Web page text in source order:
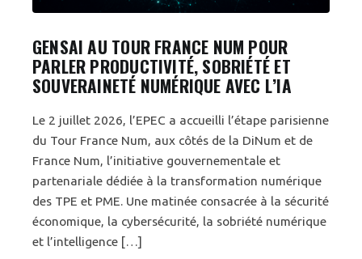
GENSAI AU TOUR FRANCE NUM POUR
PARLER PRODUCTIVITÉ, SOBRIÉTÉ ET
SOUVERAINETÉ NUMÉRIQUE AVEC L’IA
Le 2 juillet 2026, l’EPEC a accueilli l’étape parisienne
du Tour France Num, aux côtés de la DiNum et de
France Num, l’initiative gouvernementale et
partenariale dédiée à la transformation numérique
des TPE et PME. Une matinée consacrée à la sécurité
économique, la cybersécurité, la sobriété numérique
et l’intelligence […]